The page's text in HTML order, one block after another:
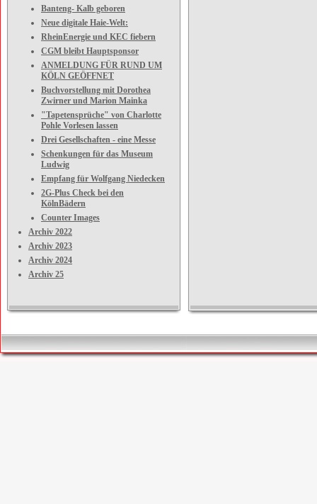
Banteng- Kalb geboren
Neue digitale Haie-Welt:
RheinEnergie und KEC fiebern
CGM bleibt Hauptsponsor
ANMELDUNG FÜR RUND UM
KÖLN GEÖFFNET
Buchvorstellung mit Dorothea
Zwirner und Marion Mainka
"Tapetensprüche" von Charlotte
Pohle Vorlesen lassen
Drei Gesellschaften - eine Messe
Schenkungen für das Museum
Ludwig
Empfang für Wolfgang Niedecken
2G-Plus Check bei den
KölnBädern
Counter Images
Archiv 2022
Archiv 2023
Archiv 2024
Archiv 25